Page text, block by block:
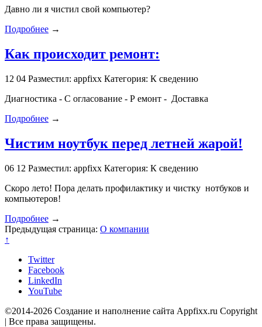
Давно ли я чистил свой компьютер?
Подробнее →
Как происходит ремонт:
12 04 Разместил: appfixx Категория: К сведению
Диагностика - С огласование - Р емонт - Доставка
Подробнее →
Чистим ноутбук перед летней жарой!
06 12 Разместил: appfixx Категория: К сведению
Скоро лето! Пора делать профилактику и чистку нотбуков и
компьютеров!
Подробнее →
Предыдущая страница: О компании
↑
Twitter
Facebook
LinkedIn
YouTube
©2014-2026 Создание и наполнение сайта Appfixx.ru Copyright
| Все права защищены.